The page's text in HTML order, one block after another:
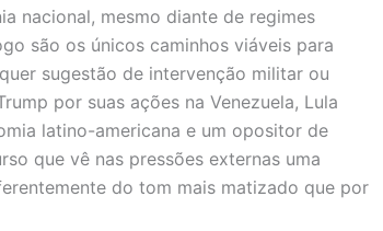
nacional, mesmo diante de regimes
são os únicos caminhos viáveis para
sugestão de intervenção militar ou
por suas ações na Venezuela, Lula
latino-americana e um opositor de
que vê nas pressões externas uma
do tom mais matizado que por